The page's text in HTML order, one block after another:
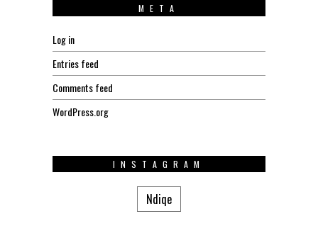
META
Log in
Entries feed
Comments feed
WordPress.org
INSTAGRAM
Ndiqe